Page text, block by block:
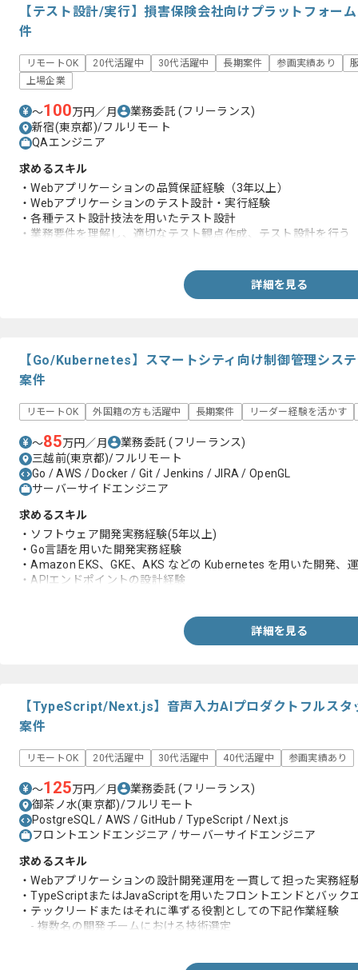
【テスト設計/実行】損害保険会社向けプラットフォー
件
リモートOK 20代活躍中 30代活躍中 長期案件 参画実績あり
上場企業
〜100万円／月 業務委託(フリーランス)
新宿(東京都)/フルリモート
QAエンジニア
求めるスキル
・Webアプリケーションの品質保証経験（3年以上）
・Webアプリケーションのテスト設計・実行経験
・各種テスト設計技法を用いたテスト設計
・業務要件を理解し、適切なテスト観点作成、テスト設計を行う
詳細を見る
【Go/Kubernetes】スマートシティ向け制御管理シス
案件
リモートOK 外国籍の方も活躍中 長期案件 リーダー経験を活かす
〜85万円／月 業務委託(フリーランス)
三越前(東京都)/フルリモート
Go / AWS / Docker / Git / Jenkins / JIRA / OpenGL
サーバーサイドエンジニア
求めるスキル
・ソフトウェア開発実務経験(5年以上)
・Go言語を用いた開発実務経験
・Amazon EKS、GKE、AKS などの Kubernetes を用いた開発、
・APIエンドポイントの設計経験
・アジャイルとスクラム開発での実務経験
・稼働中サービスの保守、運用経験
詳細を見る
【TypeScript/Next.js】音声入力AIプロダクトフルスタ
案件
リモートOK 20代活躍中 30代活躍中 40代活躍中 参画実績あり
〜125万円／月 業務委託(フリーランス)
御茶ノ水(東京都)/フルリモート
PostgreSQL / AWS / GitHub / TypeScript / Next.js
フロントエンドエンジニア / サーバーサイドエンジニア
求めるスキル
・Webアプリケーションの設計開発運用を一貫して担った実務経
・TypeScriptまたはJavaScriptを用いたフロントエンドとバック
・テックリードまたはそれに準ずる役割としての下記作業経験
- 複数名の開発チームにおける技術選定